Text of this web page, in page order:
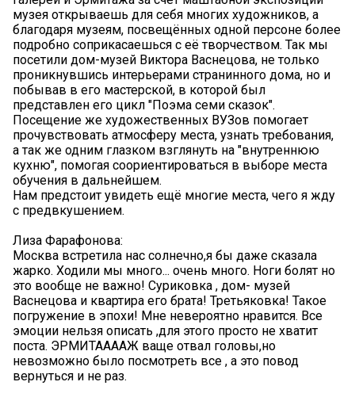
музея открываешь для себя многих художников, а
благодаря музеям, посвещëнных одной персоне более
подробно соприкасаешься с еë творчеством. Так мы
посетили дом-музей Виктора Васнецова, не только
проникнувшись интерьерами странинного дома, но и
побывав в его мастерской, в которой был
представлен его цикл "Поэма семи сказок".
Посещение же художественных ВУЗов помогает
прочувствовать атмосферу места, узнать требования,
а так же одним глазком взглянуть на "внутреннюю
кухню", помогая соориентироваться в выборе места
обучения в дальнейшем.
Нам предстоит увидеть ещё многие места, чего я жду
с предвкушением.
Лиза Фарафонова:
Москва встретила нас солнечно,я бы даже сказала
жарко. Ходили мы много... очень много. Ноги болят но
это вообще не важно! Суриковка , дом- музей
Васнецова и квартира его брата! Третьяковка! Такое
погружение в эпохи! Мне невероятно нравится. Все
эмоции нельзя описать ,для этого просто не хватит
поста. ЭРМИТААААЖ ваще отвал головы,но
невозможно было посмотреть все , а это повод
вернуться и не раз.